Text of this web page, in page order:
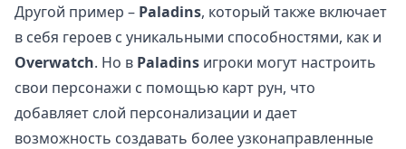
Другой пример – Paladins, который также включает
в себя героев с уникальными способностями, как и
Overwatch. Но в Paladins игроки могут настроить
свои персонажи с помощью карт рун, что
добавляет слой персонализации и дает
возможность создавать более узконаправленные